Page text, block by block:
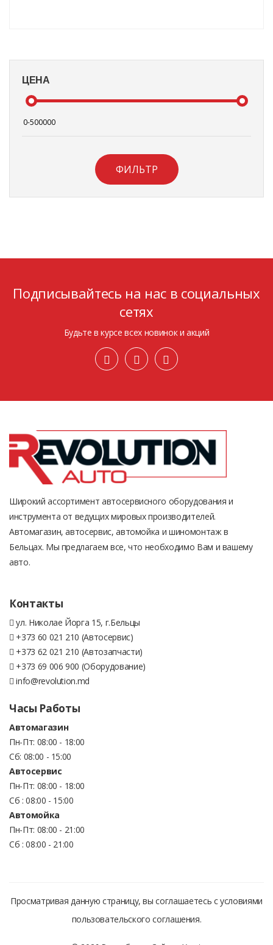
ЦЕНА
ФИЛЬТР
Подписывайтесь на нас в социальных
сетях
Будьте в курсе всех новинок и акций
Широкий ассортимент автосервисного оборудования и
инструмента от ведущих мировых производителей.
Автомагазин, автосервис, автомойка и шиномонтаж в
Бельцах. Мы предлагаем все, что необходимо Вам и вашему
авто.
Контакты
ул. Николае Йорга 15, г.Бельцы
+373 60 021 210 (Автосервис)
+373 62 021 210 (Автозапчасти)
+373 69 006 900 (Оборудование)
info@revolution.md
Часы Работы
Автомагазин
Пн-Пт: 08:00 - 18:00
Сб: 08:00 - 15:00
Автосервис
Пн-Пт: 08:00 - 18:00
Сб : 08:00 - 15:00
Автомойка
Пн-Пт: 08:00 - 21:00
Сб : 08:00 - 21:00
Просматривая данную страницу, вы соглашаетесь с условиями
пользовательского соглашения.